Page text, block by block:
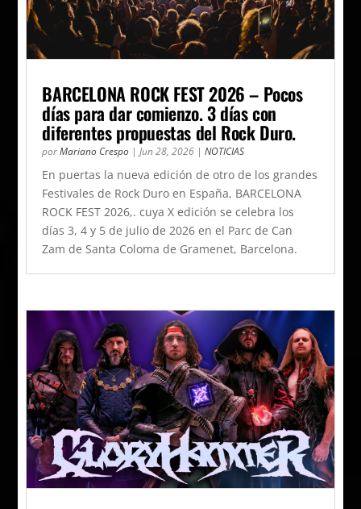
BARCELONA ROCK FEST 2026 – Pocos
días para dar comienzo. 3 días con
diferentes propuestas del Rock Duro.
porMariano Crespo |Jun 28, 2026 |NOTICIAS
En puertas la nueva edición de otro de los grandes
Festivales de Rock Duro en España, BARCELONA
ROCK FEST 2026,. cuya X edición se celebra los
días 3, 4 y 5 de julio de 2026 en el Parc de Can
Zam de Santa Coloma de Gramenet, Barcelona.